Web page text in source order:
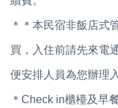
＊＊本民宿非飯店式
買，入住前請先來電
便安排人員為您辦理
＊Check in櫃檯及早